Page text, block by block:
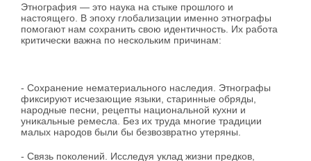
Этнография — это наука на стыке прошлого и
настоящего. В эпоху глобализации именно этнографы
помогают нам сохранить свою идентичность. Их работа
критически важна по нескольким причинам:
- Сохранение нематериального наследия. Этнографы
фиксируют исчезающие языки, старинные обряды,
народные песни, рецепты национальной кухни и
уникальные ремесла. Без их труда многие традиции
малых народов были бы безвозвратно утеряны.
- Связь поколений. Исследуя уклад жизни предков,